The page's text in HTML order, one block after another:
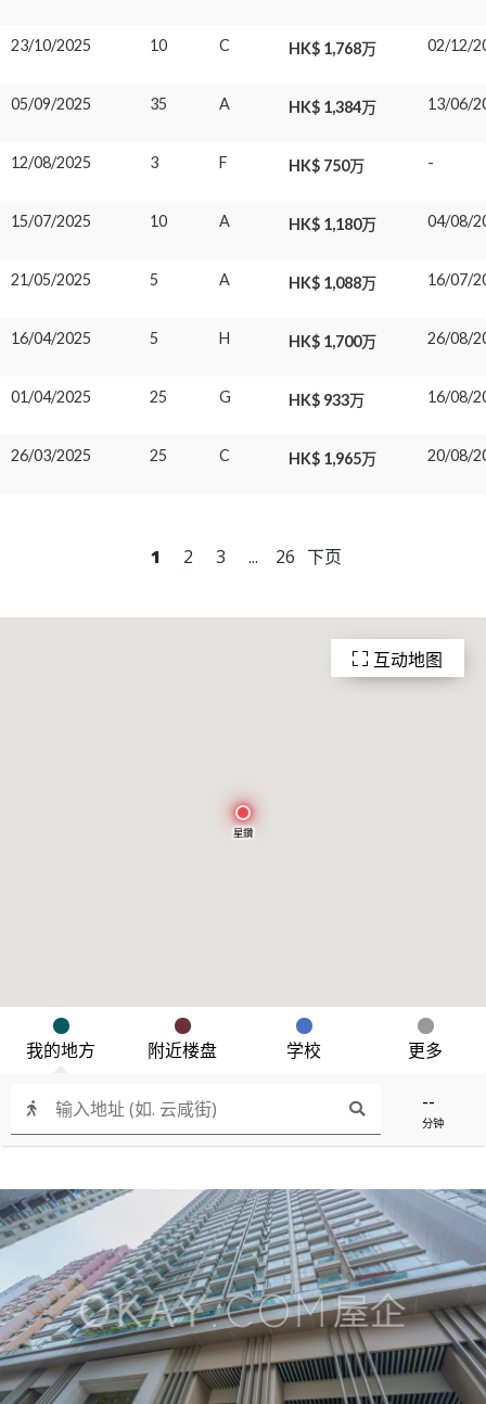
星鑽
--
分钟
我的地方 附近楼盘 学校 更多
互动地图
23/10/2025 10 C HK$ 1,768万 02/12/
05/09/2025 35 A HK$ 1,384万 13/06/
12/08/2025 3 F HK$ 750万 -
15/07/2025 10 A HK$ 1,180万 04/08/
21/05/2025 5 A HK$ 1,088万 16/07/
16/04/2025 5 H HK$ 1,700万 26/08/
01/04/2025 25 G HK$ 933万 16/08/
26/03/2025 25 C HK$ 1,965万 20/08/
1 2 3 ... 26 下页